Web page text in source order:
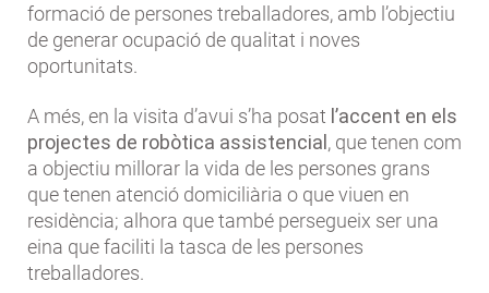
formació de persones treballadores, amb l’objectiu
de generar ocupació de qualitat i noves
oportunitats.
A més, en la visita d’avui s’ha posat l’accent en els
projectes de robòtica assistencial, que tenen com
a objectiu millorar la vida de les persones grans
que tenen atenció domiciliària o que viuen en
residència; alhora que també persegueix ser una
eina que faciliti la tasca de les persones
treballadores.